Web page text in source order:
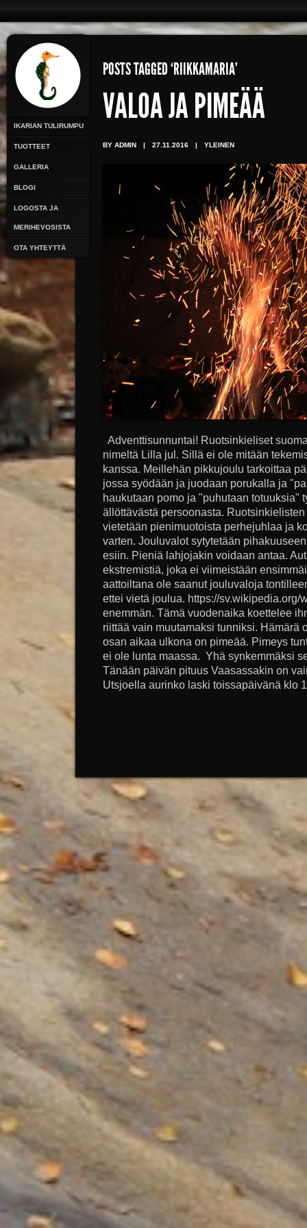
IKARIAN TULIRUMPU
TUOTTEET
GALLERIA
BLOGI
LOGOSTA JA
MERIHEVOSISTA
OTA YHTEYTTÄ
POSTS TAGGED ‘RIIKKAMARIA’
VALOA JA PIMEÄÄ
BY ADMIN | 27.11.2016 | YLEINEN
Adventtisunnuntai! Ruotsinkieliset
nimeltä Lilla jul. Sillä ei ole mitään
kanssa. Meillehän pikkujoulu tarkoittaa
jossa syödään ja juodaan porukalla ja
haukutaan pomo ja "puhutaan totuuksia"
ällöttävästä persoonasta.
vietetään pienimuotoista perhejuhlaa ja
varten. Jouluvalot sytytetään
esiin. Pieniä lahjojakin voidaan antaa.
ekstremistiä, joka ei viimeistään
aattoiltana ole saanut jouluvaloja
ettei vietä joulua. https://sv.wikipedia.org/
enemmän. Tämä vuodenaika koettelee
riittää vain muutamaksi tunniksi. Hämärä
osan aikaa ulkona on pimeää. Pimeys
ei ole lunta maassa. Yhä synkemmäksi
Tänään päivän pituus Vaasassakin on
Utsjoella aurinko laski toissapäivänä klo